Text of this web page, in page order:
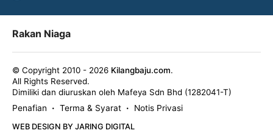
Rakan Niaga
© Copyright 2010 - 2026 Kilangbaju.com.
All Rights Reserved.
Dimiliki dan diuruskan oleh Mafeya Sdn Bhd (1282041-T)
Penafian
• Terma & Syarat • Notis Privasi
WEB DESIGN BY JARING DIGITAL